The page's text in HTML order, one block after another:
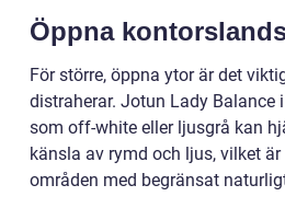
Öppna
För större, öppna ytor är det
distraherar. Jotun Lady Balance
som off-white eller ljusgrå kan
känsla av rymd och ljus, vilket
områden med begränsat